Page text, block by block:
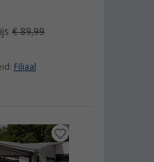
€ 89,99
Filiaal